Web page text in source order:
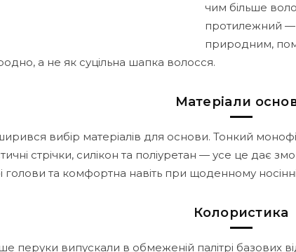
чим більше
протилежний —
природним,
а не як суцільна шапка волосся.
Матеріали
вибір матеріалів для основи. Тонкий
стрічки, силікон та поліуретан — усе це дає
голови та комфортна навіть при щоденному
Колористика
перуки випускали в обмеженій палітрі базових